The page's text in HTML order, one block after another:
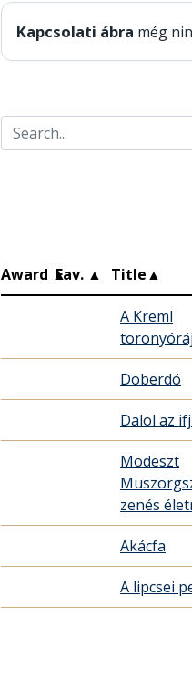
Kapcsolati ábra még
Award ▲
Fav. ▲ Title▲
A Kreml
Doberdó
Dalol az
Modeszt
zenés
Akácfa
A lipcsei